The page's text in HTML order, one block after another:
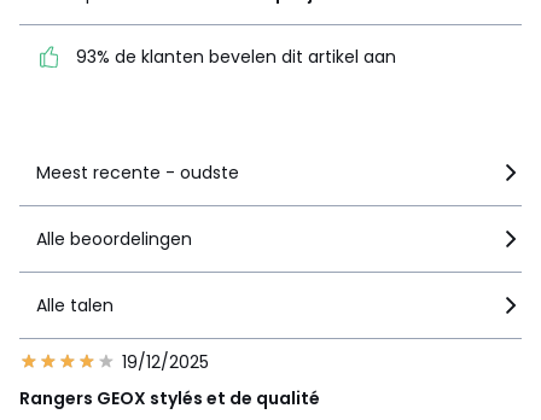
dit artikel aan
93% de klanten bevelen dit artikel aan
Meest recente - oudste
Alle beoordelingen
Alle talen
19/12/2025
Rangers GEOX stylés et de qualité